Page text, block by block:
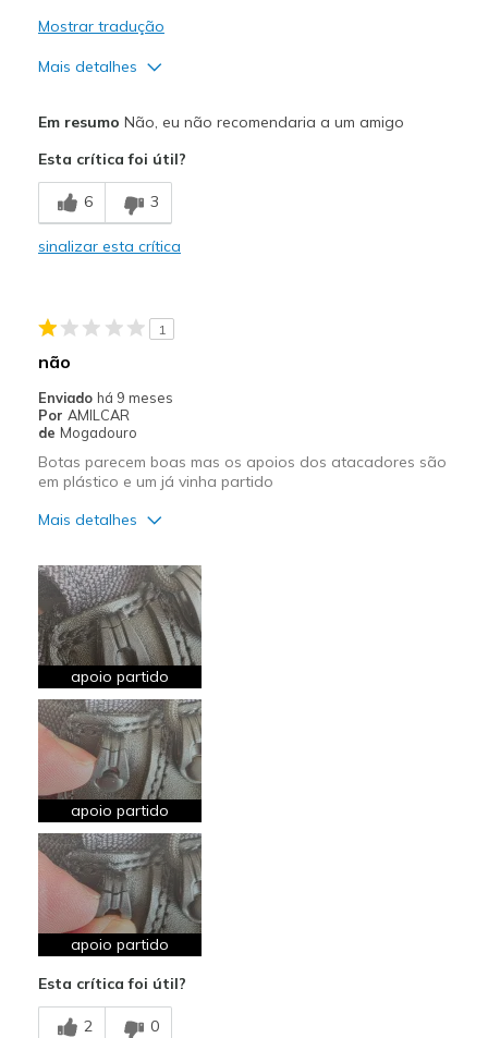
Mostrar tradução
Mais detalhes
Width
View On Shoes
Em resumo Não, eu não recomendaria a um amigo
Esta crítica foi útil?
6 3
sinalizar esta crítica
1
não
Enviado há 9 meses
Por AMILCAR
de Mogadouro
Botas parecem boas mas os apoios dos atacadores são
em plástico e um já vinha partido
Mais detalhes
Má qualidade
má qualidade dos apoios dos atacadores
apoio partido
apoio partido
apoio partido
Esta crítica foi útil?
2 0